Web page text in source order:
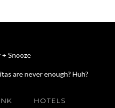
are never enough? Huh?
HOTELS